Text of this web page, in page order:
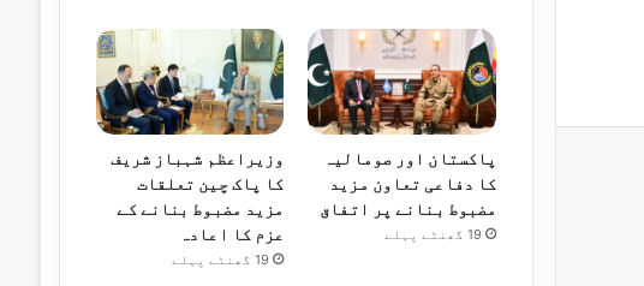
پاکستان اور صومالیہ
کا دفاعی تعاون مزید
مضبوط بنانے پر اتفاق
19 گھنٹے پہلے
وزیراعظم شہباز شریف
کا پاک چین تعلقات
مزید مضبوط بنانے کے
عزم کا اعادہ
19 گھنٹے پہلے